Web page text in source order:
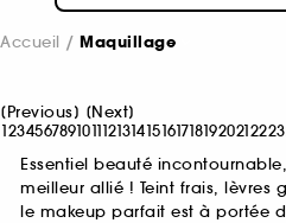
Accueil Maquillage
[Previous] [Next]
1234567891011121314151617181920212223
Essentiel beauté
meilleur allié ! Teint frais, lèvres
le makeup parfait est à portée